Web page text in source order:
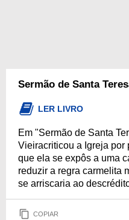
Sermão de Santa
LER LIVRO
Em "Sermão de Santa
Vieiracriticou a Igreja por
que ela se expôs a uma
reduzir a regra carmelita
se arriscaria ao
COPIAR